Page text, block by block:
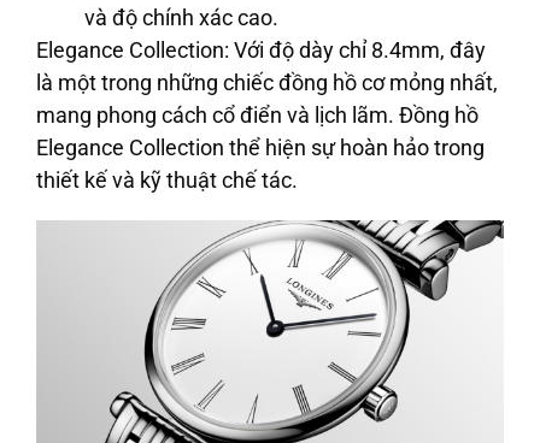
và độ chính xác cao.
Elegance Collection: Với độ dày chỉ 8.4mm, đây
là một trong những chiếc đồng hồ cơ mỏng nhất,
mang phong cách cổ điển và lịch lãm. Đồng hồ
Elegance Collection thể hiện sự hoàn hảo trong
thiết kế và kỹ thuật chế tác.